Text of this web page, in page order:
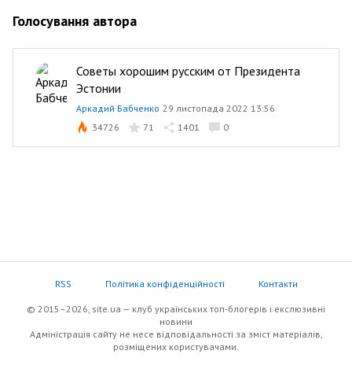
Голосування автора
Советы хорошим русским от Президента
Эстонии
Аркадий Бабченко 29 листопада 2022 13:56
34726
71 1401 0
RSS Політика конфіденційності Контакти
© 2015–2026, site.ua — клуб українських топ-блогерів i екслюзивнi
новини
Адміністрація сайту не несе відповідальності за зміст матеріалів,
розміщених користувачами.